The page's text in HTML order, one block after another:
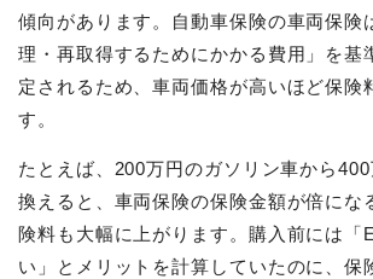
傾向があります。自動車保険の車両保険
理・再取得するためにかかる費用」を基
定されるため、車両価格が高いほど保険
す。
たとえば、200万円のガソリン車から
換えると、車両保険の保険金額が倍にな
険料も大幅に上がります。購入前には「
い」とメリットを計算していたのに、保